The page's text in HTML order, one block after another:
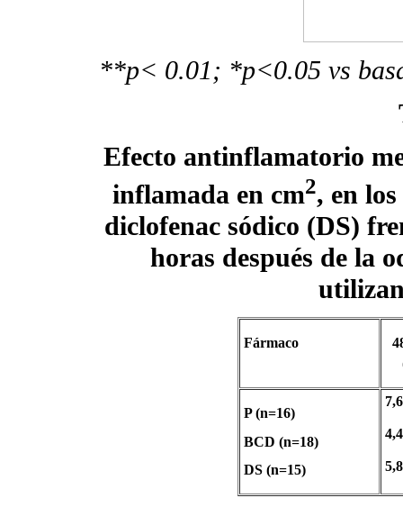
**p< 0.01; *p<0.05 vs
Efecto antinflamatorio
inflamada en cm2, en
diclofenac sódico (DS)
horas después de la
Fármaco
P (n=16)
BCD (n=18)
DS (n=15)